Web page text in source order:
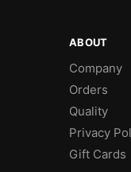
ABOUT
Company
Orders
Quality
Privacy
Gift Cards